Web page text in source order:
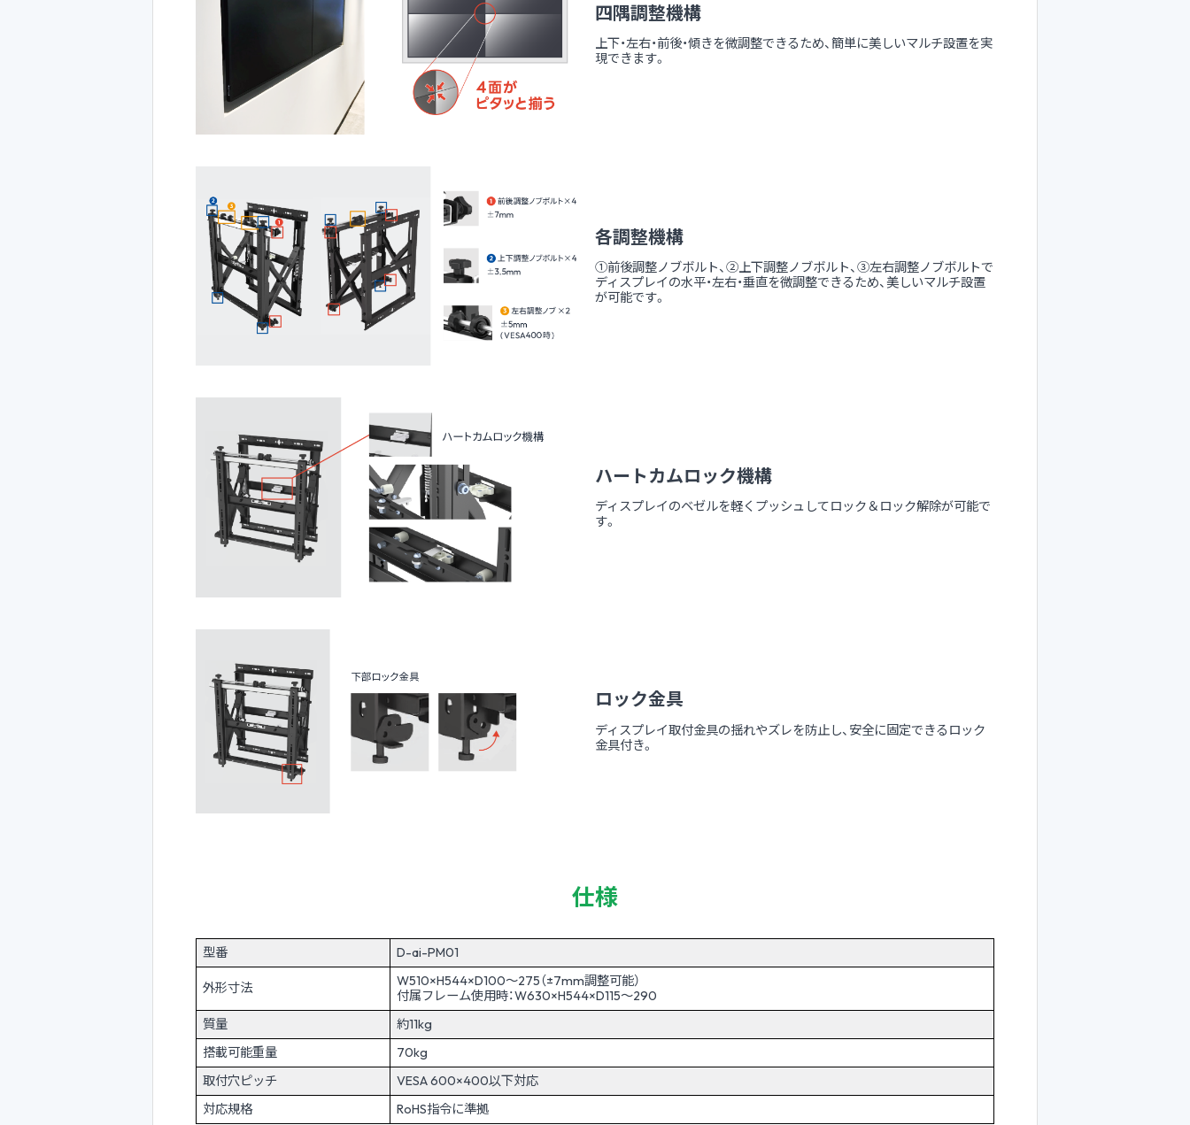
四隅調整機構
上下・左右・前後・傾きを微調整できるため、簡単に美しいマルチ設置を実
現できます。
各調整機構
①前後調整ノブボルト、②上下調整ノブボルト、③左右調整ノブボルトで
ディスプレイの水平・左右・垂直を微調整できるため、美しいマルチ設置
が可能です。
ハートカムロック機構
ディスプレイのベゼルを軽くプッシュしてロック＆ロック解除が可能で
す。
ロック金具
ディスプレイ取付金具の揺れやズレを防止し、安全に固定できるロック
金具付き。
仕様
型番 D-ai-PM01
外形寸法
W510×H544×D100～275（±7mm調整可能）
付属フレーム使用時：W630×H544×D115～290
質量
約11kg
搭載可能重量
70kg
取付穴ピッチ
VESA 600×400以下対応
対応規格
RoHS指令に準拠